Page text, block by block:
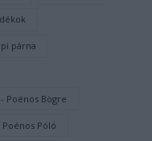
párna
Poénos Bögre
Poénos Póló